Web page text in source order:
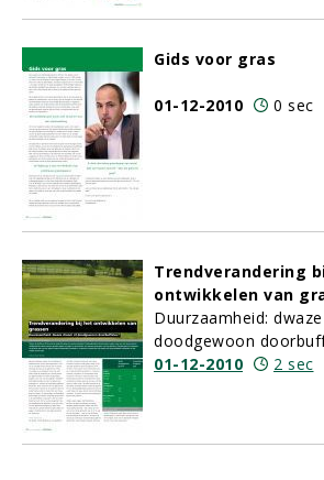
Gids voor gras
01-12-2010 0 sec
Trendverandering
ontwikkelen van
Duurzaamheid:
doodgewoon
01-12-2010
2 sec